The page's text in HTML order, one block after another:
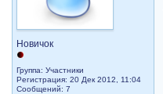
Новичок
Группа: Участники
Регистрация: 20 Дек 2012, 11:04
Сообщений: 7